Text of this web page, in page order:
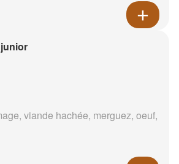
viande hachée, merguez, oeuf,